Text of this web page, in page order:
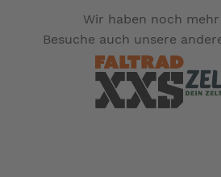
Wir haben noch
Besuche auch unsere